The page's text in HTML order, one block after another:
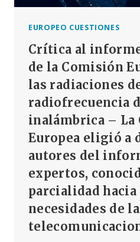
EUROPEO CUESTIONES
Crítica al
de la Comisión
las radiaciones
radiofrecuencia
inalámbrica – La
Europea eligió a
autores del
expertos,
parcialidad hacia
necesidades de